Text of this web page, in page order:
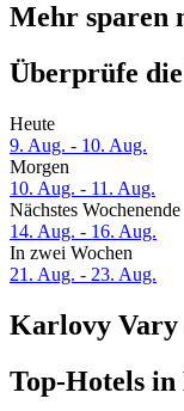
Mehr sparen
Überprüfe
Heute
9. Aug. - 10. Aug.
Morgen
10. Aug. - 11. Aug.
Nächstes Wochenende
14. Aug. - 16. Aug.
In zwei Wochen
21. Aug. - 23. Aug.
Karlovy Vary
Top-Hotels